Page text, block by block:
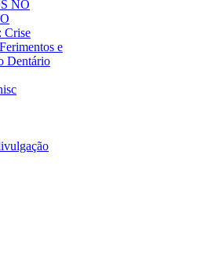
NO
Crise
e
Dentário